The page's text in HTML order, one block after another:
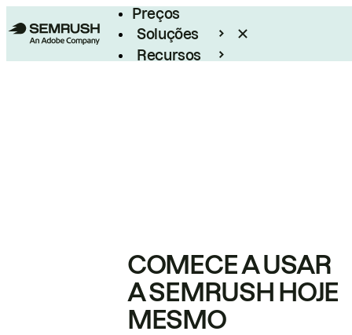
Preços
Soluções
Recursos
COMECE A USAR
A SEMRUSH HOJE
MESMO